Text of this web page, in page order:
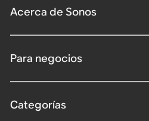
Acerca de Sonos
Para negocios
Categorías